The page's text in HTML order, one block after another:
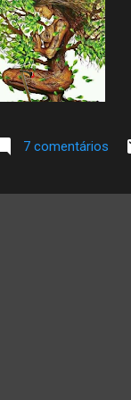
7 comentários